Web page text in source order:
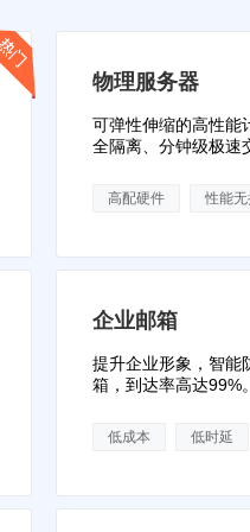
物理服务器
可弹性伸缩的高性能
全隔离、分钟级极速
高配硬件 性能无
企业邮箱
提升企业形象，智能
箱，到达率高达99%。
低成本 低时延